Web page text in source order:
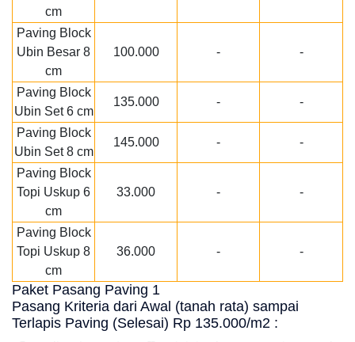
cm
Paving Block
Ubin Besar 8
cm
100.000 - -
Paving Block
Ubin Set 6 cm
135.000 - -
Paving Block
Ubin Set 8 cm
145.000 - -
Paving Block
Topi Uskup 6
cm
33.000 - -
Paving Block
Topi Uskup 8
cm
36.000 - -
Paket Pasang Paving 1
Pasang Kriteria dari Awal (tanah rata) sampai
Terlapis Paving (Selesai) Rp 135.000/m2 :